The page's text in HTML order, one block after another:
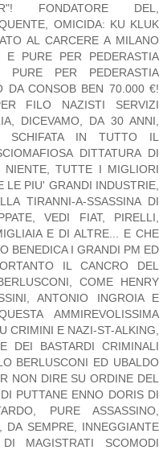
FONDATORE DEL,
OMICIDA: KU KLUK
AL CARCERE A MILANO
PURE PER PEDERASTIA
PURE PER PEDERASTIA
DA CONSOB BEN 70.000 €!
FILO NAZISTI SERVIZI
DICEVAMO, DA 30 ANNI,
SCHIFATA IN TUTTO IL
DITTATURA DI
NIENTE, TUTTE I MIGLIORI
LE PIU' GRANDI INDUSTRIE,
TIRANNI-A-SSASSINA DI
VEDI FIAT, PIRELLI,
E DI ALTRE... E CHE
BENEDICA I GRANDI PM ED
IL CANCRO DEL
COME HENRY
ANTONIO INGROIA E
AMMIREVOLISSIMA
CRIMINI E NAZI-ST-ALKING,
DEI BASTARDI CRIMINALI
BERLUSCONI ED UBALDO
NON DIRE SU ORDINE DEL
PUTTANE ENNO DORIS DI
PURE ASSASSINO,
DA SEMPRE, INNEGGIANTE
MAGISTRATI SCOMODI